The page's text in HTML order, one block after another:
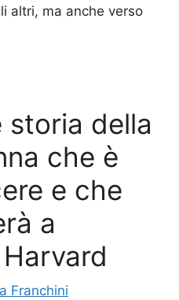
altri, ma anche verso
storia della
che è
e che
a
Franchini